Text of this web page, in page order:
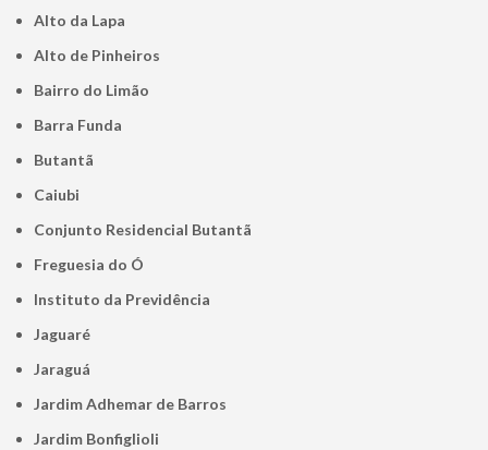
Alto da Lapa
Alto de Pinheiros
Bairro do Limão
Barra Funda
Butantã
Caiubi
Conjunto Residencial Butantã
Freguesia do Ó
Instituto da Previdência
Jaguaré
Jaraguá
Jardim Adhemar de Barros
Jardim Bonfiglioli